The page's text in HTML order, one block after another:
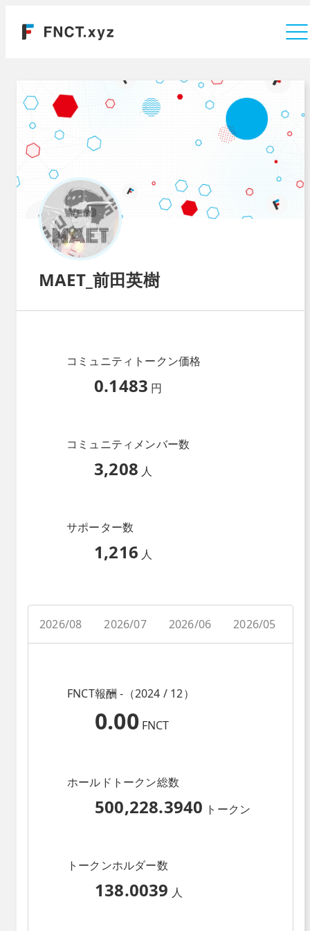
MAET_前田英樹
コミュニティトークン価格
0.1483 円
コミュニティメンバー数
3,208 人
サポーター数
1,216 人
2026/08 2026/07 2026/06 2026/05
FNCT報酬 -（2024 / 12）
0.00 FNCT
ホールドトークン総数
500,228.3940 トークン
トークンホルダー数
138.0039 人